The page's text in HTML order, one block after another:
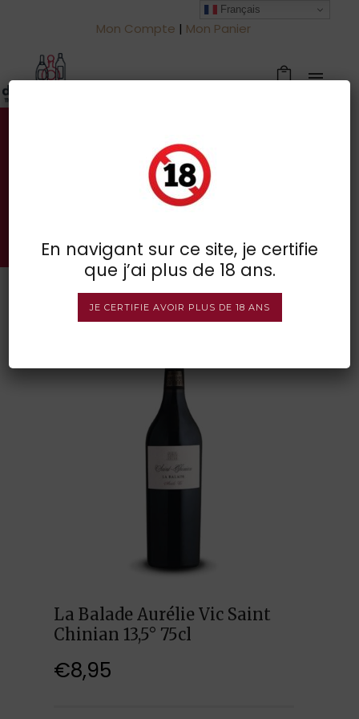
Mon Compte | Mon Panier
Votre spécialiste des vins à
BOUTIQUE EN LIGNE
La Balade Aurélie Vic Saint
Chinian 13,5° 75cl
€8,95
Français
En navigant sur ce site, je certifie
que j’ai plus de 18 ans.
JE CERTIFIE AVOIR PLUS DE 18 ANS